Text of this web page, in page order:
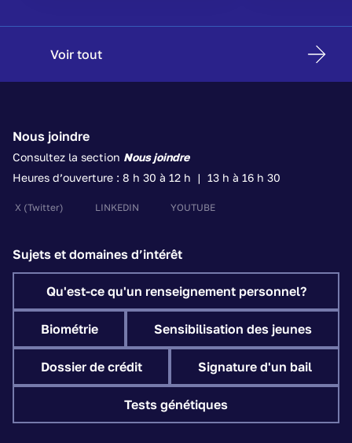
Voir tout
Nous joindre
Consultez la section Nous joindre
Heures d’ouverture : 8 h 30 à 12 h | 13 h à 16 h 30
X (Twitter) LINKEDIN YOUTUBE
Sujets et domaines d’intérêt
Qu'est-ce qu'un renseignement personnel?
Biométrie Sensibilisation des jeunes
Dossier de crédit Signature d'un bail
Tests génétiques